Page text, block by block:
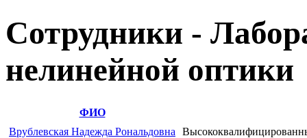
Сотрудники -
нелинейной оптики
ФИО
Врублевская Надежда Рональдовна